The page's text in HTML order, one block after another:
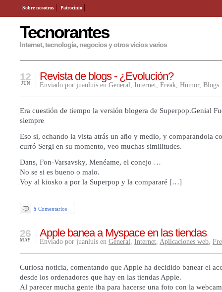
Tecnorantes
Internet, tecnología, negocios y otros vicios varios
Sobre nosotros Patrocinio
Revista de blogs - ¿Evolución?
12
JUN Enviado por juanluis en General, Internet, Freak, Humor, Blogs
Era cuestión de tiempo la versión blogera de Superpop.Genial
siempre
Eso si, echando la vista atrás un año y medio, y comparandola
curró Sergi en su momento, veo muchas similitudes.
Dans, Fon-Varsavsky, Menéame, el conejo …
No se si es bueno o malo.
Voy al kiosko a por la Superpop y la compararé […]
5 Comentarios
Apple banea a Myspace en las tiendas
26
MAY Enviado por juanluis en General, Internet, Aplicaciones web,
Curiosa noticia, comentando que Apple ha decidido banear el
desde los ordenadores que hay en las tiendas Apple.
Al parecer mucha gente iba para hacerse una foto con la